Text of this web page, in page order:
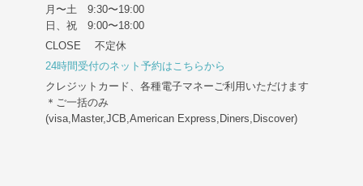
月〜土 9:30〜19:00
日、祝 9:00〜18:00
CLOSE 不定休
24時間受付のネット予約はこちらから
クレジットカード、各種電子マネーご利用いただけます
＊ご一括のみ
(visa,Master,JCB,American Express,Diners,Discover)